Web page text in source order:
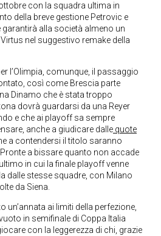
con la squadra ultima in
della breve gestione Petrovic e
garantirà alla società almeno un
nel suggestivo remake della
l’Olimpia, comunque, il passaggio
così come Brescia parte
Dinamo che è stata troppo
dovrà guardarsi da una Reyer
e che ai playoff sa sempre
anche a giudicare dalle quote
a contendersi il titolo saranno
a bissare quanto non accade
in cui la finale playoff venne
dalle stesse squadre, con Milano
da Siena.
un’annata ai limiti della perfezione,
in semifinale di Coppa Italia
con la leggerezza di chi, grazie